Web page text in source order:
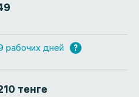
рабочих дней ?
тенге